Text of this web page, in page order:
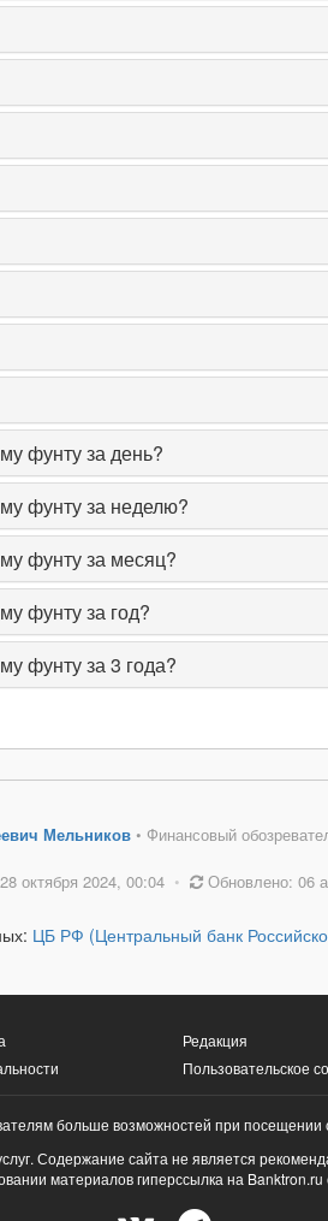
фунту за день?
фунту за неделю?
фунту за месяц?
фунту за год?
фунту за 3 года?
Мельников• Финансовый
октября 2024, 00:04 • Обновлено: 06
ЦБ РФ (Центральный банк
Редакция
Пользовательское
больше возможностей при посещении
Содержание сайта не является
материалов гиперссылка на Banktron.ru